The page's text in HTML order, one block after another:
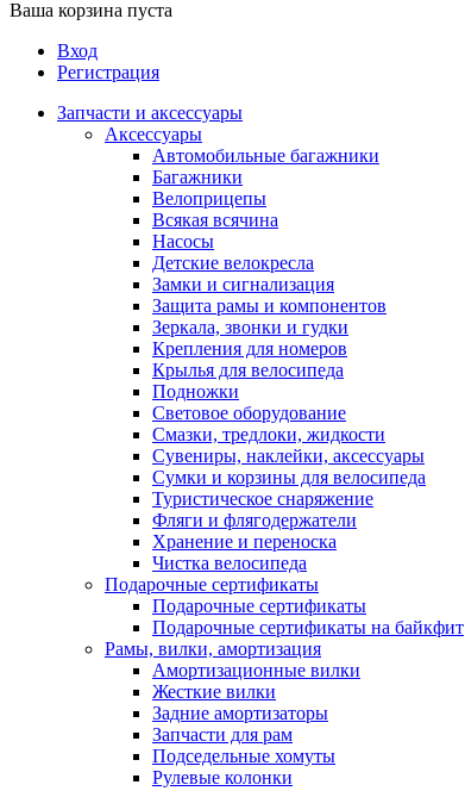
Ваша корзина пуста
Вход
Регистрация
Запчасти и аксессуары
Аксессуары
Автомобильные багажники
Багажники
Велоприцепы
Всякая всячина
Насосы
Детские велокресла
Замки и сигнализация
Защита рамы и компонентов
Зеркала, звонки и гудки
Крепления для номеров
Крылья для велосипеда
Подножки
Световое оборудование
Смазки, тредлоки, жидкости
Сувениры, наклейки, аксессуары
Сумки и корзины для велосипеда
Туристическое снаряжение
Фляги и флягодержатели
Хранение и переноска
Чистка велосипеда
Подарочные сертификаты
Подарочные сертификаты
Подарочные сертификаты на байкфит
Рамы, вилки, амортизация
Амортизационные вилки
Жесткие вилки
Задние амортизаторы
Запчасти для рам
Подседельные хомуты
Рулевые колонки